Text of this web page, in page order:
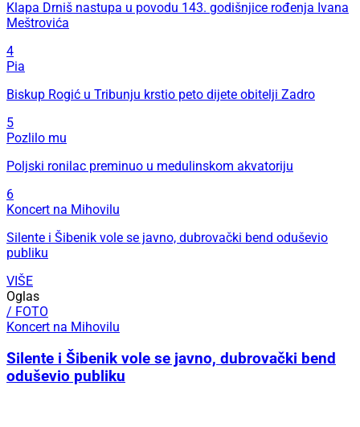
Klapa Drniš nastupa u povodu 143. godišnjice rođenja Ivana
Meštrovića
4
Pia
Biskup Rogić u Tribunju krstio peto dijete obitelji Zadro
5
Pozlilo mu
Poljski ronilac preminuo u medulinskom akvatoriju
6
Koncert na Mihovilu
Silente i Šibenik vole se javno, dubrovački bend oduševio
publiku
VIŠE
Oglas
/ FOTO
Koncert na Mihovilu
Silente i Šibenik vole se javno, dubrovački bend
oduševio publiku